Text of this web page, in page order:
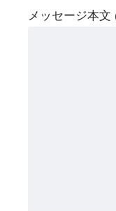
メッセージ本文